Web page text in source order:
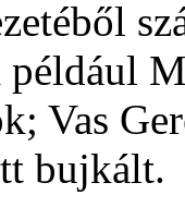
Vas
bujkált.